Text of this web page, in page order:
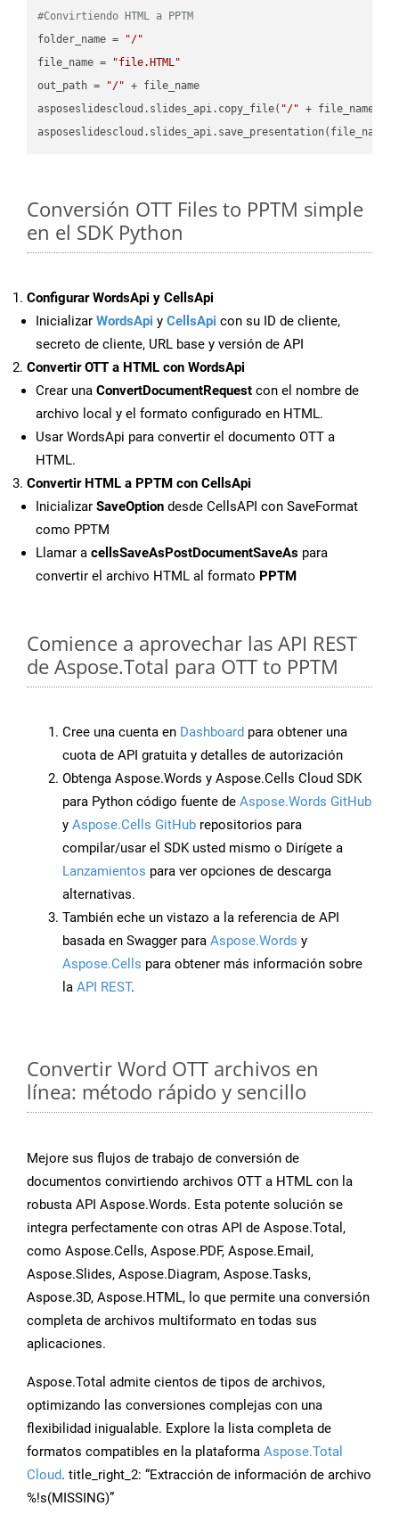
#Convirtiendo HTML a PPTM
folder_name =
"/"
file_name =
"file.HTML"
out_path =
"/" + file_name
asposeslidescloud.slides_api.copy_file( "/" + file_name,
Conversión OTT Files to PPTM simple
en el SDK Python
Configurar WordsApi y CellsApi
Inicializar WordsApi y CellsApi con su ID de cliente,
secreto de cliente, URL base y versión de API
Convertir OTT a HTML con WordsApi
Crear una ConvertDocumentRequest con el nombre de
archivo local y el formato configurado en HTML.
Usar WordsApi para convertir el documento OTT a
HTML.
Convertir HTML a PPTM con CellsApi
Inicializar SaveOption desde CellsAPI con SaveFormat
como PPTM
Llamar a cellsSaveAsPostDocumentSaveAs para
convertir el archivo HTML al formato PPTM
Comience a aprovechar las API REST
de Aspose.Total para OTT to PPTM
Cree una cuenta en Dashboard para obtener una
cuota de API gratuita y detalles de autorización
Obtenga Aspose.Words y Aspose.Cells Cloud SDK
para Python código fuente de Aspose.Words GitHub
y Aspose.Cells GitHub repositorios para
compilar/usar el SDK usted mismo o Dirígete a
Lanzamientos para ver opciones de descarga
alternativas.
También eche un vistazo a la referencia de API
basada en Swagger para Aspose.Words y
Aspose.Cells para obtener más información sobre
la API REST.
Convertir Word OTT archivos en
línea: método rápido y sencillo
Mejore sus flujos de trabajo de conversión de
documentos convirtiendo archivos OTT a HTML con la
robusta API Aspose.Words. Esta potente solución se
integra perfectamente con otras API de Aspose.Total,
como Aspose.Cells, Aspose.PDF, Aspose.Email,
Aspose.Slides, Aspose.Diagram, Aspose.Tasks,
Aspose.3D, Aspose.HTML, lo que permite una conversión
completa de archivos multiformato en todas sus
aplicaciones.
Aspose.Total admite cientos de tipos de archivos,
optimizando las conversiones complejas con una
flexibilidad inigualable. Explore la lista completa de
formatos compatibles en la plataforma Aspose.Total
Cloud. title_right_2: “Extracción de información de archivo
%!s(MISSING)”